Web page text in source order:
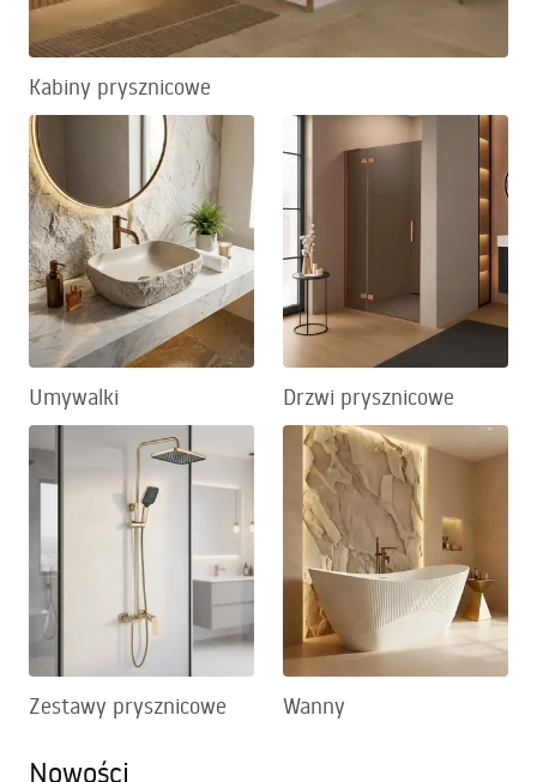
Kabiny prysznicowe
Umywalki Drzwi prysznicowe
Zestawy prysznicowe Wanny
Nowości